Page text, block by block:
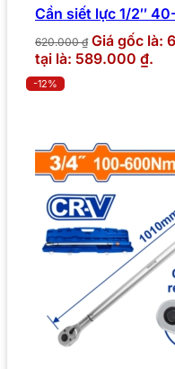
Cần siết lực 1/2″
620.000₫ Giá gốc là:
tại là: 589.000 ₫.
-12%